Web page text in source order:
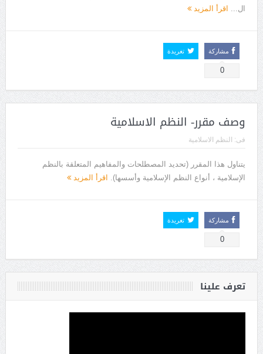
ال...
اقرأ المزيد
مشاركة
0
تغريدة
وصف مقرر- النظم الاسلامية
فى: النظم الاسلامية
يتناول هذا المقرر (تحديد المصطلحات والمفاهيم المتعلقة بالنظم
الإسلامية ، أنواع النظم الإسلامية وأسسها). اقرأ المزيد
مشاركة
0
تغريدة
تعرف علينا